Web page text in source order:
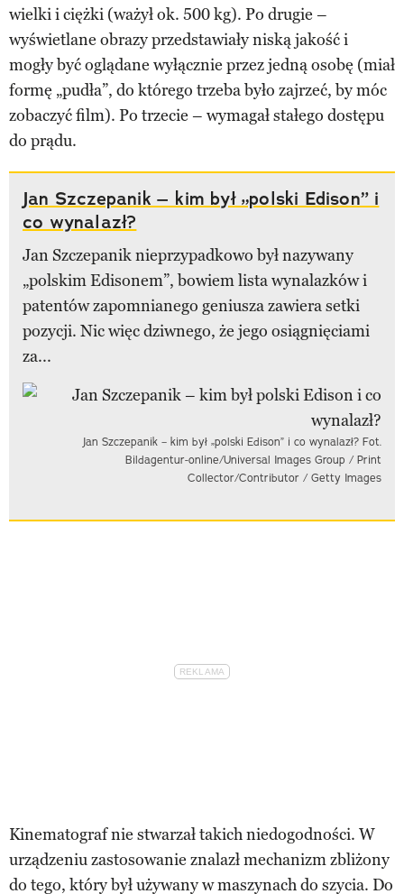
wielki i ciężki (ważył ok. 500 kg). Po drugie –
wyświetlane obrazy przedstawiały niską jakość i
mogły być oglądane wyłącznie przez jedną osobę (miał
formę „pudła”, do którego trzeba było zajrzeć, by móc
zobaczyć film). Po trzecie – wymagał stałego dostępu
do prądu.
Jan Szczepanik – kim był „polski Edison” i
co wynalazł?
Jan Szczepanik nieprzypadkowo był nazywany
„polskim Edisonem”, bowiem lista wynalazków i
patentów zapomnianego geniusza zawiera setki
pozycji. Nic więc dziwnego, że jego osiągnięciami
za...
Jan Szczepanik – kim był „polski Edison” i co wynalazł? Fot.
Bildagentur-online/Universal Images Group / Print
Collector/Contributor / Getty Images
Kinematograf nie stwarzał takich niedogodności. W
urządzeniu zastosowanie znalazł mechanizm zbliżony
do tego, który był używany w maszynach do szycia. Do